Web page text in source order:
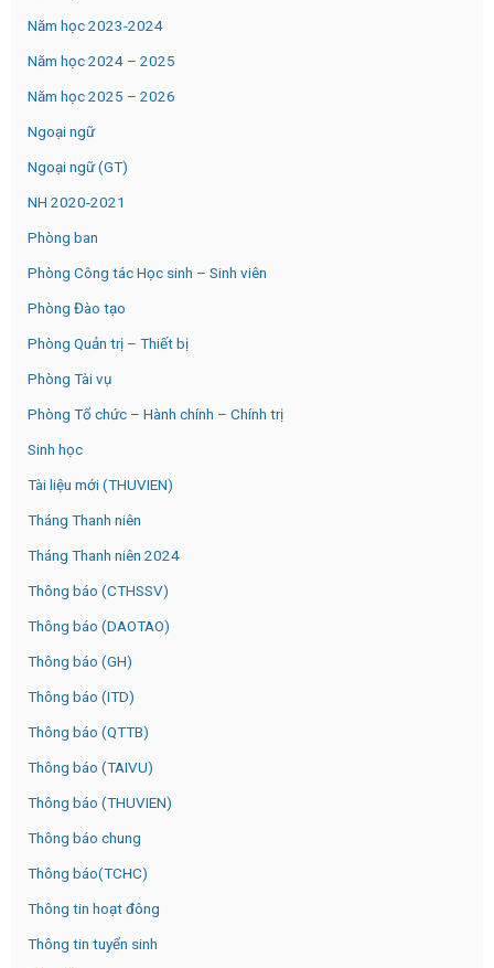
Năm học 2023-2024
Năm học 2024 – 2025
Năm học 2025 – 2026
Ngoại ngữ
Ngoại ngữ (GT)
NH 2020-2021
Phòng ban
Phòng Công tác Học sinh – Sinh viên
Phòng Đào tạo
Phòng Quản trị – Thiết bị
Phòng Tài vụ
Phòng Tổ chức – Hành chính – Chính trị
Sinh học
Tài liệu mới (THUVIEN)
Tháng Thanh niên
Tháng Thanh niên 2024
Thông báo (CTHSSV)
Thông báo (DAOTAO)
Thông báo (GH)
Thông báo (ITD)
Thông báo (QTTB)
Thông báo (TAIVU)
Thông báo (THUVIEN)
Thông báo chung
Thông báo(TCHC)
Thông tin hoạt đông
Thông tin tuyển sinh